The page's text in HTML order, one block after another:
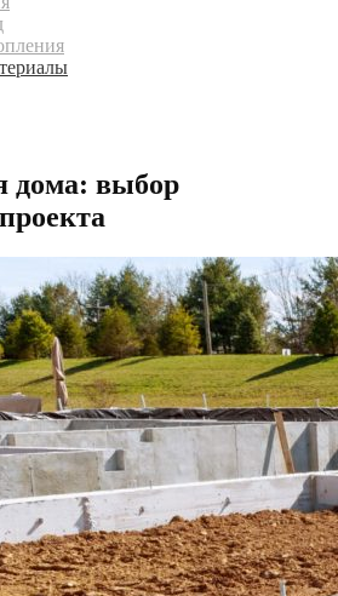
дома: выбор